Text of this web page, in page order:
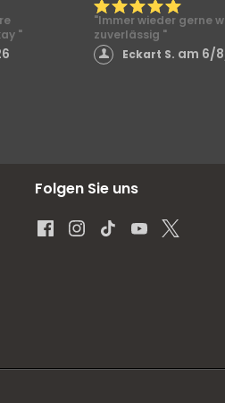
"
"Immer wieder gerne
zuverlässig "
Eckart S. am 6/
Folgen Sie uns